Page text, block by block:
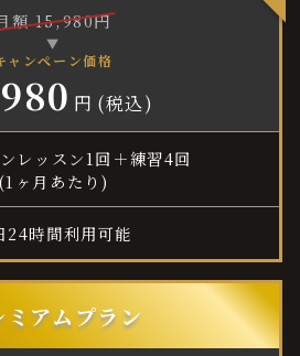
額15,980円
▼
ャンペーン価格
980 円 (税込)
レッスン1回＋練習4回
(1ヶ月あたり)
24時間利用可能
ミアムプラン